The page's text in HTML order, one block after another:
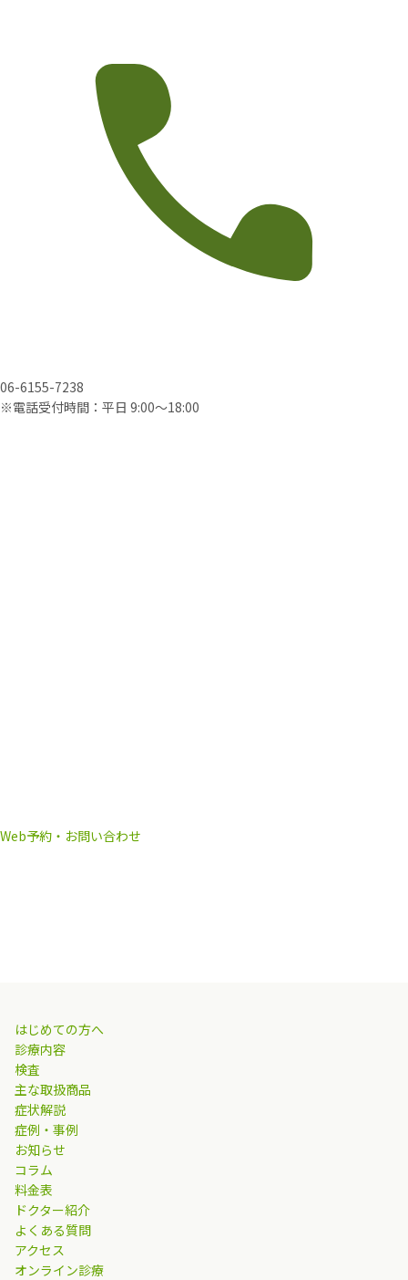
06-6155-7238
※電話受付時間：平日 9:00〜18:00
Web予約・お問い合わせ
はじめての方へ
診療内容
検査
主な取扱商品
症状解説
症例・事例
お知らせ
コラム
料金表
ドクター紹介
よくある質問
アクセス
オンライン診療